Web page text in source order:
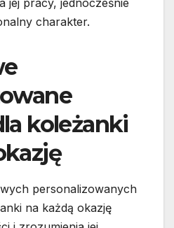
jej pracy, jednocześnie
charakter.
koleżanki
personalizowanych
na każdą okazję